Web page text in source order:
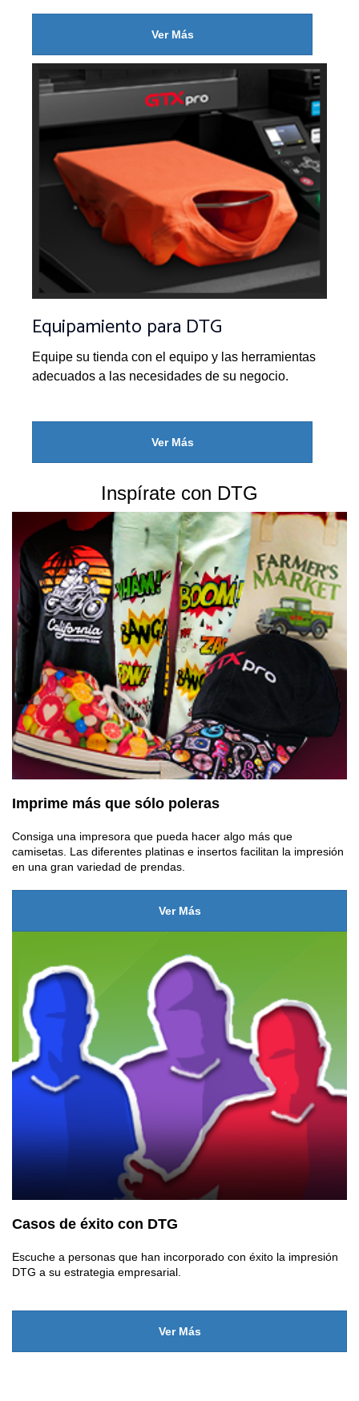
Ver Más
Equipamiento para DTG
Equipe su tienda con el equipo y las herramientas
adecuados a las necesidades de su negocio.
Ver Más
Inspírate con DTG
Imprime más que sólo poleras
Consiga una impresora que pueda hacer algo más que
camisetas. Las diferentes platinas e insertos facilitan la impresión
en una gran variedad de prendas.
Ver Más
Casos de éxito con DTG
Escuche a personas que han incorporado con éxito la impresión
DTG a su estrategia empresarial.
Ver Más